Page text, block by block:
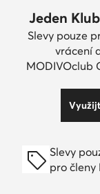
Jeden
Slevy pouze
vrácení
MODIVOclub
Slevy
pro členy